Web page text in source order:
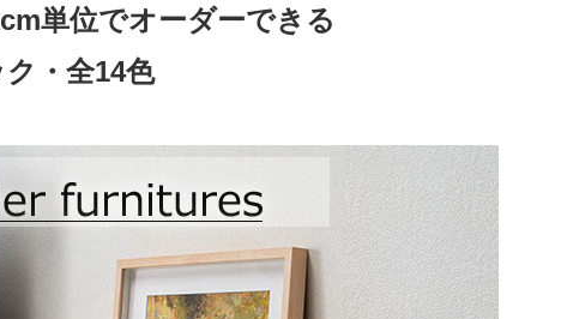
単位でオーダーできる
・全14色